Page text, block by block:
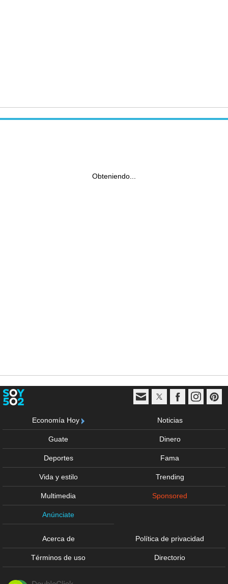
Obteniendo...
Economía Hoy Noticias
Guate Dinero
Deportes Fama
Vida y estilo Trending
Multimedia Sponsored
Anúnciate
Acerca de Política de privacidad
Términos de uso Directorio